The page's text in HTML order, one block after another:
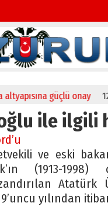
güçlü onay 12:04
ile ilgili
ve eski
(1913-1998)
Atatürk
yılından